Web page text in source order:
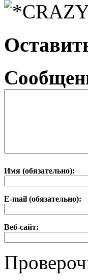
Имя (обязательно):
E-mail (обязательно):
Веб-сайт: